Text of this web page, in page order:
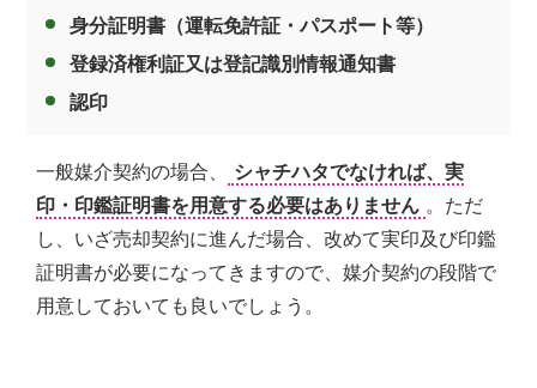
身分証明書（運転免許証・パスポート等）
登録済権利証又は登記識別情報通知書
認印
一般媒介契約の場合、
シャチハタでなければ、実
印・印鑑証明書を用意する必要はありません 。ただ
し、いざ売却契約に進んだ場合、改めて実印及び印鑑
証明書が必要になってきますので、媒介契約の段階で
用意しておいても良いでしょう。